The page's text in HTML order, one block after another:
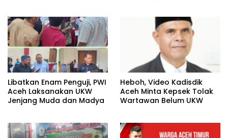
Libatkan Enam Penguji, PWI
Aceh Laksanakan UKW
Jenjang Muda dan Madya
Heboh, Video Kadisdik
Aceh Minta Kepsek Tolak
Wartawan Belum UKW